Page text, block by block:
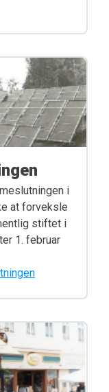
i
at forveksle
stiftet i
1. februar